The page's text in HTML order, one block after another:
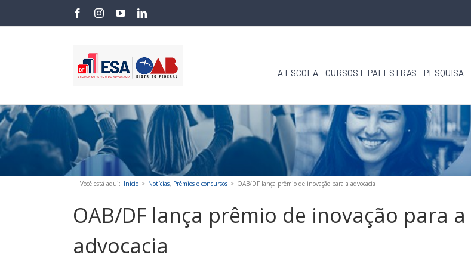
content
facebookinstagram
youtubelinkedin
A ESCOLA CURSOS E PALESTRAS PESQUISA
Você está aqui: Início > Notícias, Prêmios e concursos > OAB/DF lança prêmio de inovação para a advocacia
OAB/DF lança prêmio de inovação para a
advocacia